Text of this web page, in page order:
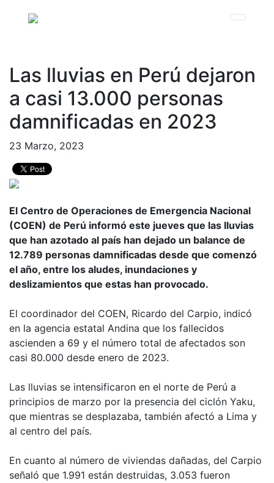
Las lluvias en Perú dejaron
a casi 13.000 personas
damnificadas en 2023
23 Marzo, 2023
El Centro de Operaciones de Emergencia Nacional
(COEN) de Perú informó este jueves que las lluvias
que han azotado al país han dejado un balance de
12.789 personas damnificadas desde que comenzó
el año, entre los aludes, inundaciones y
deslizamientos que estas han provocado.
El coordinador del COEN, Ricardo del Carpio, indicó
en la agencia estatal Andina que los fallecidos
ascienden a 69 y el número total de afectados son
casi 80.000 desde enero de 2023.
Las lluvias se intensificaron en el norte de Perú a
principios de marzo por la presencia del ciclón Yaku,
que mientras se desplazaba, también afectó a Lima y
al centro del país.
En cuanto al número de viviendas dañadas, del Carpio
señaló que 1.991 están destruidas, 3.053 fueron